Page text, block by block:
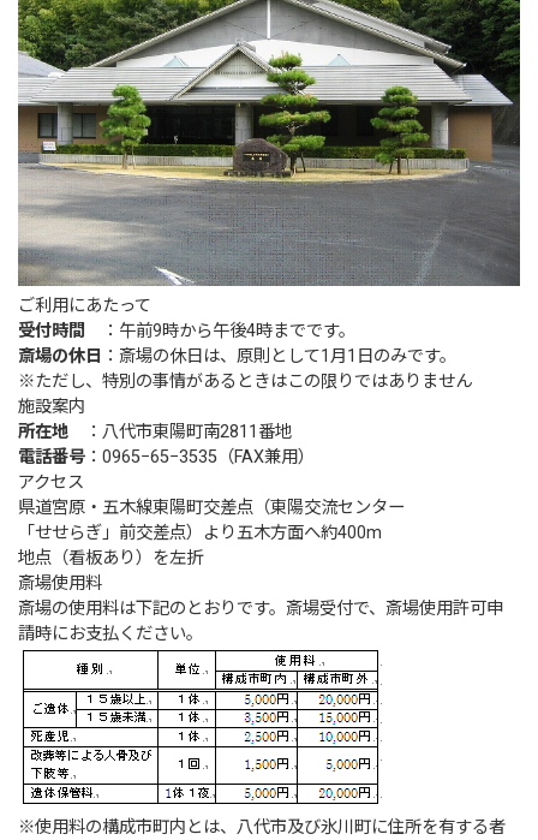
ご利用にあたって
受付時間 ：午前9時から午後4時までです。
斎場の休日 ：斎場の休日は、原則として1月1日のみです。
※ただし、特別の事情があるときはこの限りではありません
施設案内
所在地 ：八代市東陽町南2811番地
電話番号 ：0965−65−3535（FAX兼用）
アクセス
県道宮原・五木線東陽町交差点（東陽交流センター
「せせらぎ」前交差点）より五木方面へ約400m
地点（看板あり）を左折
斎場使用料
斎場の使用料は下記のとおりです。斎場受付で、斎場使用許可申
請時にお支払ください。
※使用料の構成市町内とは、八代市及び氷川町に住所を有する者